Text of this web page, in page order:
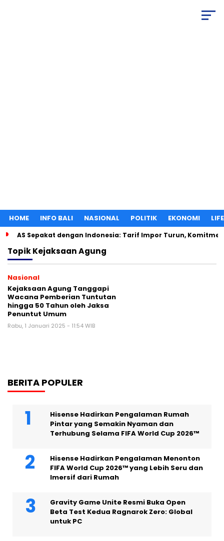
HOME INFO BALI NASIONAL POLITIK EKONOMI
AS Sepakat dengan Indonesia: Tarif Impor Turun,
TopikKejaksaan Agung
Nasional
Kejaksaan Agung Tanggapi
Wacana Pemberian Tuntutan
hingga 50 Tahun oleh Jaksa
Penuntut Umum
Rabu, 1 Januari 2025 - 11:54 WIB
BERITA POPULER
Hisense Hadirkan Pengalaman Rumah
Pintar yang Semakin Nyaman dan
Terhubung Selama FIFA World Cup 2026™
Hisense Hadirkan Pengalaman Menonton
FIFA World Cup 2026™ yang Lebih Seru dan
Imersif dari Rumah
Gravity Game Unite Resmi Buka Open
Beta Test Kedua Ragnarok Zero: Global
untuk PC